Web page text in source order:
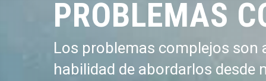
PROBLEMAS
Los problemas complejos son
habilidad de abordarlos desde